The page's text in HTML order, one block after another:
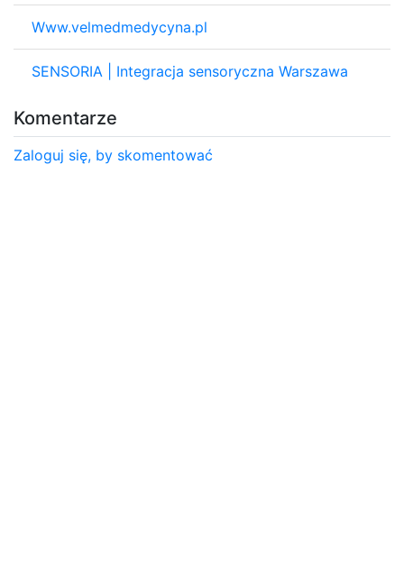
Www.velmedmedycyna.pl
SENSORIA | Integracja sensoryczna Warszawa
Komentarze
Zaloguj się, by skomentować